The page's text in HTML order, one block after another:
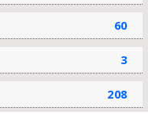
60
3
208